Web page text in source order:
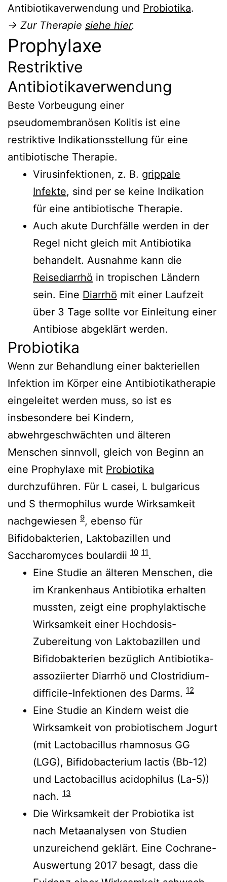
Antibiotikaverwendung und Probiotika.
→ Zur Therapie siehe hier.
Prophylaxe
Restriktive
Antibiotikaverwendung
Beste Vorbeugung einer
pseudomembranösen Kolitis ist eine
restriktive Indikationsstellung für eine
antibiotische Therapie.
Virusinfektionen, z. B. grippale
Infekte, sind per se keine Indikation
für eine antibiotische Therapie.
Auch akute Durchfälle werden in der
Regel nicht gleich mit Antibiotika
behandelt. Ausnahme kann die
Reisediarrhö in tropischen Ländern
sein. Eine Diarrhö mit einer Laufzeit
über 3 Tage sollte vor Einleitung einer
Antibiose abgeklärt werden.
Probiotika
Wenn zur Behandlung einer bakteriellen
Infektion im Körper eine Antibiotikatherapie
eingeleitet werden muss, so ist es
insbesondere bei Kindern,
abwehrgeschwächten und älteren
Menschen sinnvoll, gleich von Beginn an
eine Prophylaxe mit Probiotika
durchzuführen. Für L casei, L bulgaricus
und S thermophilus wurde Wirksamkeit
nachgewiesen 9, ebenso für
Bifidobakterien, Laktobazillen und
Saccharomyces boulardii 10 11.
Eine Studie an älteren Menschen, die
im Krankenhaus Antibiotika erhalten
mussten, zeigt eine prophylaktische
Wirksamkeit einer Hochdosis-
Zubereitung von Laktobazillen und
Bifidobakterien bezüglich Antibiotika-
assoziierter Diarrhö und Clostridium-
difficile-Infektionen des Darms. 12
Eine Studie an Kindern weist die
Wirksamkeit von probiotischem Jogurt
(mit Lactobacillus rhamnosus GG
(LGG), Bifidobacterium lactis (Bb-12)
und Lactobacillus acidophilus (La-5))
nach. 13
Die Wirksamkeit der Probiotika ist
nach Metaanalysen von Studien
unzureichend geklärt. Eine Cochrane-
Auswertung 2017 besagt, dass die